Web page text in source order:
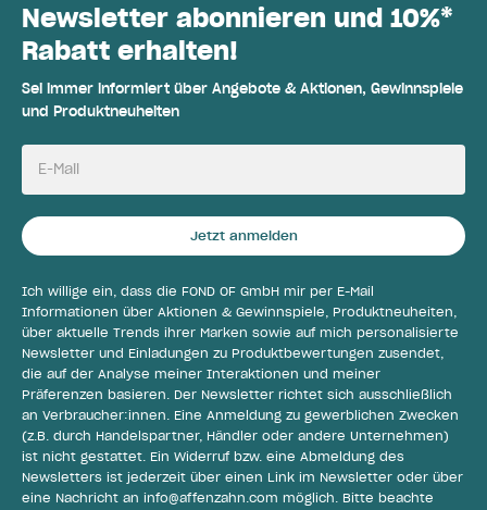
Newsletter abonnieren und 10%*
Rabatt erhalten!
Sei immer informiert über Angebote & Aktionen, Gewinnspiele
und Produktneuheiten
E-Mail
Jetzt anmelden
Ich willige ein, dass die FOND OF GmbH mir per E-Mail
Informationen über Aktionen & Gewinnspiele, Produktneuheiten,
über aktuelle Trends ihrer Marken sowie auf mich personalisierte
Newsletter und Einladungen zu Produktbewertungen zusendet,
die auf der Analyse meiner Interaktionen und meiner
Präferenzen basieren. Der Newsletter richtet sich ausschließlich
an Verbraucher:innen. Eine Anmeldung zu gewerblichen Zwecken
(z.B. durch Handelspartner, Händler oder andere Unternehmen)
ist nicht gestattet. Ein Widerruf bzw. eine Abmeldung des
Newsletters ist jederzeit über einen Link im Newsletter oder über
eine Nachricht an info@affenzahn.com möglich. Bitte beachte